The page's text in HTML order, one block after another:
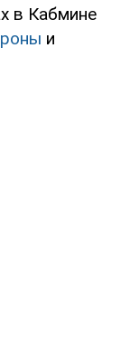
в Кабмине
и